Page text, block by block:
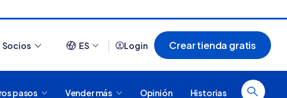
Socios ES Login Crear tienda gratis
pasos Vender más Opinión Historias